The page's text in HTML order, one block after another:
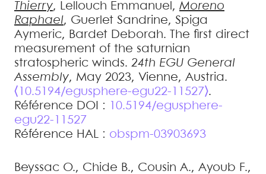
Thierry, Lellouch Emmanuel , Moreno
Raphael, Guerlet Sandrine, Spiga
Aymeric, Bardet Deborah.
The first direct
measurement of the saturnian
stratospheric winds. 24th EGU General
Assembly, May 2023, Vienne, Austria.
⟨10.5194/egusphere-egu22-11527⟩.
Référence DOI :
10.5194/egusphere-
egu22-11527
Référence HAL : obspm-03903693
Beyssac O., Chide B., Cousin A., Ayoub F.,